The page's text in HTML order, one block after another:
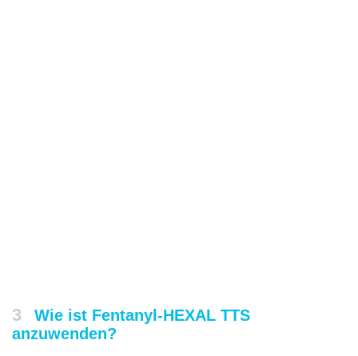
3
Wie ist Fentanyl-HEXAL TTS
anzuwenden?